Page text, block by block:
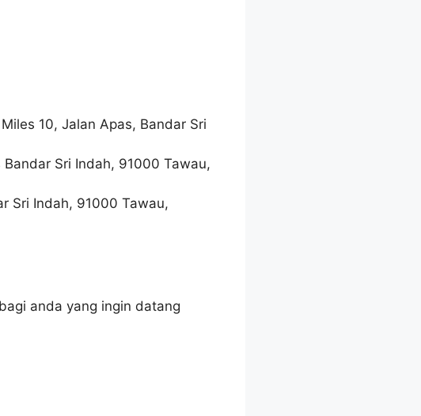
10, Jalan Apas, Bandar Sri
Sri Indah, 91000 Tawau,
Sri Indah, 91000 Tawau,
anda yang ingin datang